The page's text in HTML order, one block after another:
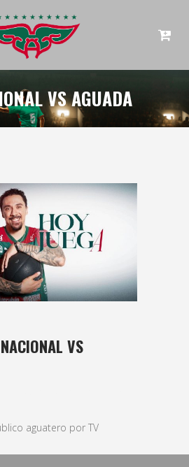
VS AGUADA
VS
aguatero por TV